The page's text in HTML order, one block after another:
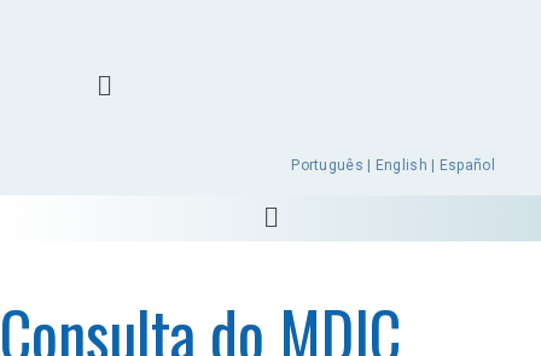
Português | English | Español
Consulta do MDIC